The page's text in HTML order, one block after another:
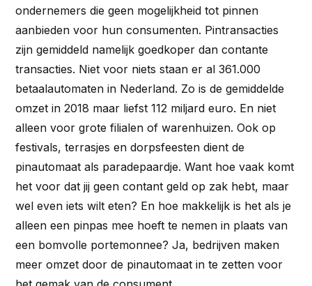
ondernemers die geen mogelijkheid tot pinnen
aanbieden voor hun consumenten. Pintransacties
zijn gemiddeld namelijk goedkoper dan contante
transacties. Niet voor niets staan er al 361.000
betaalautomaten in Nederland. Zo is de gemiddelde
omzet in 2018 maar liefst 112 miljard euro. En niet
alleen voor grote filialen of warenhuizen. Ook op
festivals, terrasjes en dorpsfeesten dient de
pinautomaat als paradepaardje. Want hoe vaak komt
het voor dat jij geen contant geld op zak hebt, maar
wel even iets wilt eten? En hoe makkelijk is het als je
alleen een pinpas mee hoeft te nemen in plaats van
een bomvolle portemonnee? Ja, bedrijven maken
meer omzet door de pinautomaat in te zetten voor